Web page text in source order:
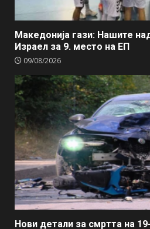
Македонија гази: Нашите
Израел за 9. место на ЕП
09/08/2026
Нови детали за смртта на